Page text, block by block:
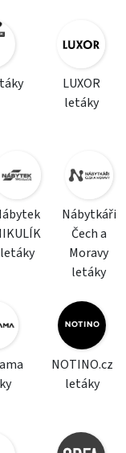
LUXOR
letáky
letáky
Nábytkáři
Čech a
Moravy
letáky
NOTINO.cz
letáky